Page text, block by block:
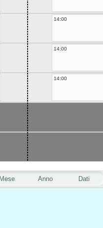
Anno Dati
14:00
14:00
14:00